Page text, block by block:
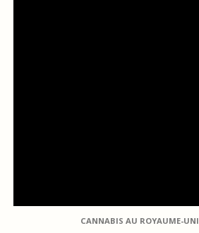
CANNABIS AU ROYAUME-UNI